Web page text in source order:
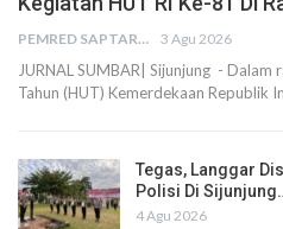
PEMRED SAPTARIUS 3 Agu 2026
JURNAL SUMBAR| Sijunjung -
Tahun (HUT) Kemerdekaan Republik
Tegas, Langgar
Polisi Di
4 Agu 2026